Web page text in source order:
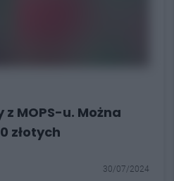
MOPS-u. Można
złotych
30/07/2024